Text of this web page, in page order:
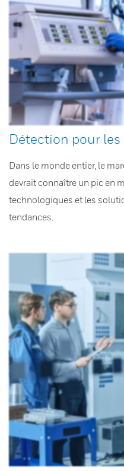
Détection pour les
Dans le monde entier, le
devrait connaître un pic en
technologiques et les
tendances.